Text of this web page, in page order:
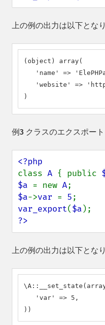
上の例の出力は以下となり
(object) array(
'name' =>
'website' =>
)
例3 クラスのエクスポート
class A { public
$a = new A
$a->var = 5
var_export($a
?>
上の例の出力は以下となり
   'var' => 5,
))